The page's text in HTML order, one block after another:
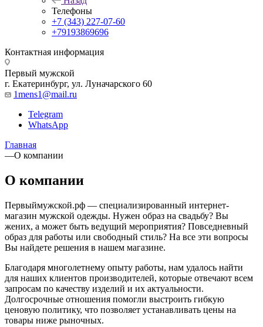
Телефоны
+7 (343) 227-07-60
+79193869696
Контактная информация
Первый мужской
г. Екатеринбург, ул. Луначарского 60
1mens1@mail.ru
Telegram
WhatsApp
Главная
—О компании
О компании
Первыймужской.рф — специализированный интернет-
магазин мужской одежды. Нужен образ на свадьбу? Вы
жених, а может быть ведущий мероприятия? Повседневный
образ для работы или свободный стиль? На все эти вопросы
Вы найдете решения в нашем магазине.
Благодаря многолетнему опыту работы, нам удалось найти
для наших клиентов производителей, которые отвечают всем
запросам по качеству изделий и их актуальности.
Долгосрочные отношения помогли выстроить гибкую
ценовую политику, что позволяет устанавливать цены на
товары ниже рыночных.